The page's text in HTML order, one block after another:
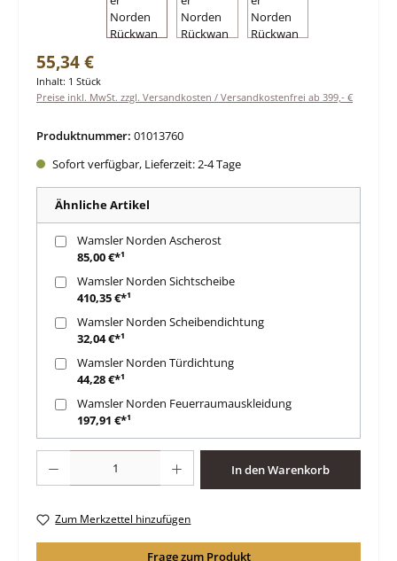
Regulärer Preis:
55,34 €
Inhalt: 1 Stück
Preise inkl. MwSt. zzgl. Versandkosten / Versandkostenfrei ab 399,- €
Produktnummer: 01013760
Sofort verfügbar, Lieferzeit: 2-4 Tage
Ähnliche Artikel
Wamsler Norden Ascherost
85,00 €*¹
Wamsler Norden Sichtscheibe
410,35 €*¹
Wamsler Norden Scheibendichtung
32,04 €*¹
Wamsler Norden Türdichtung
44,28 €*¹
Wamsler Norden Feuerraumauskleidung
197,91 €*¹
In den Warenkorb
Zum Merkzettel hinzufügen
Frage zum Produkt